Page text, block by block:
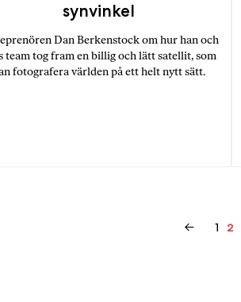
synvinkel
Dan Berkenstock om hur han och
team tog fram en billig och lätt satellit, som
fotografera världen på ett helt nytt sätt.
← 1 2